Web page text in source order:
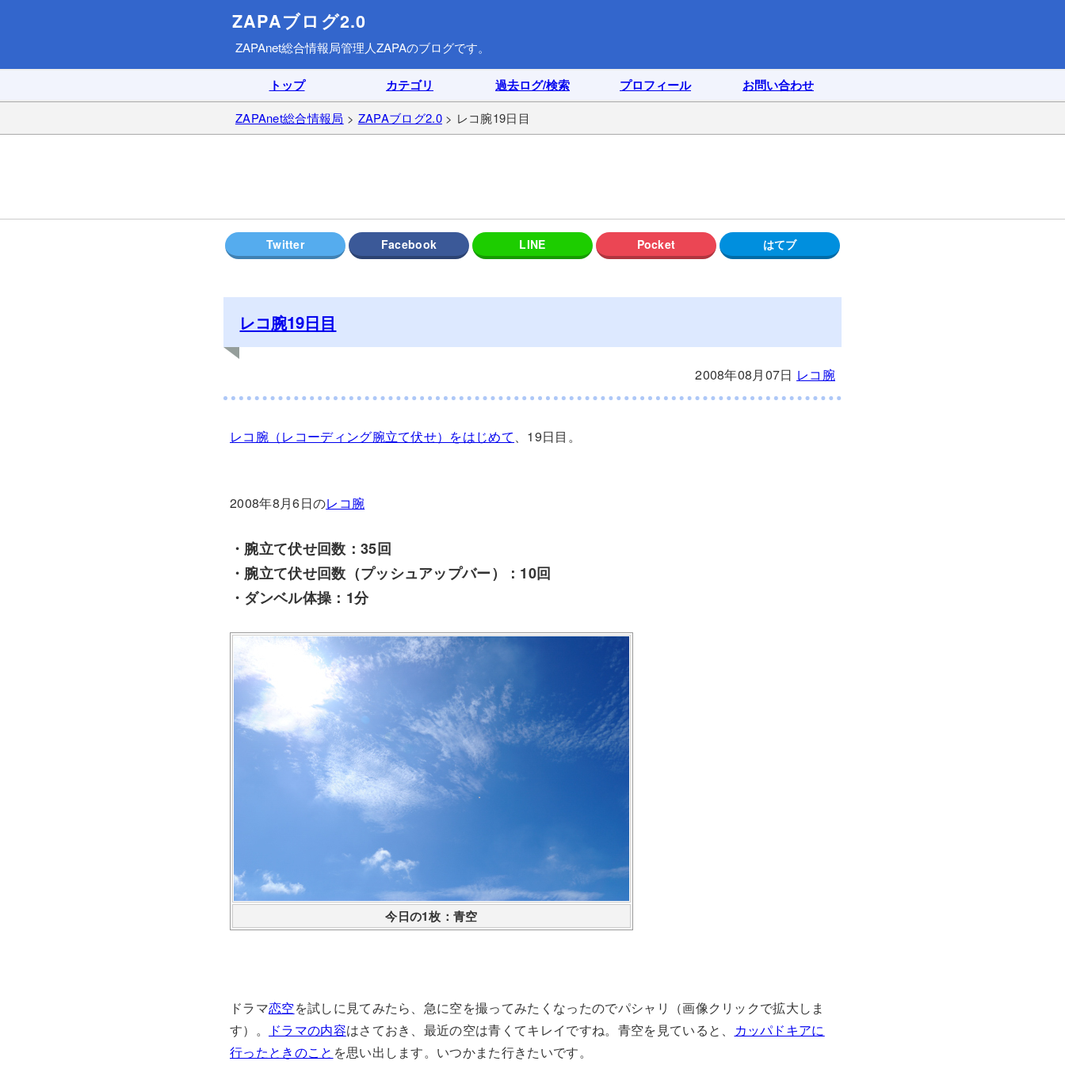
ZAPAブログ2.0
ZAPAnet総合情報局管理人ZAPAのブログです。
トップ カテゴリ 過去ログ/検索 プロフィール お問い合わせ
ZAPAnet総合情報局 > ZAPAブログ2.0> レコ腕19日目
レコ腕19日目
2008年08月07日 レコ腕
レコ腕（レコーディング腕立て伏せ）をはじめて、19日目。
2008年8月6日のレコ腕
・腕立て伏せ回数：35回
・腕立て伏せ回数（プッシュアップバー）：10回
・ダンベル体操：1分
今日の1枚：青空
ドラマ恋空を試しに見てみたら、急に空を撮ってみたくなったのでパシャリ（画像クリックで拡大しま
す）。
ドラマの内容はさておき、最近の空は青くてキレイですね。青空を見ていると、
カッパドキアに
行ったときのこと を思い出します。いつかまた行きたいです。